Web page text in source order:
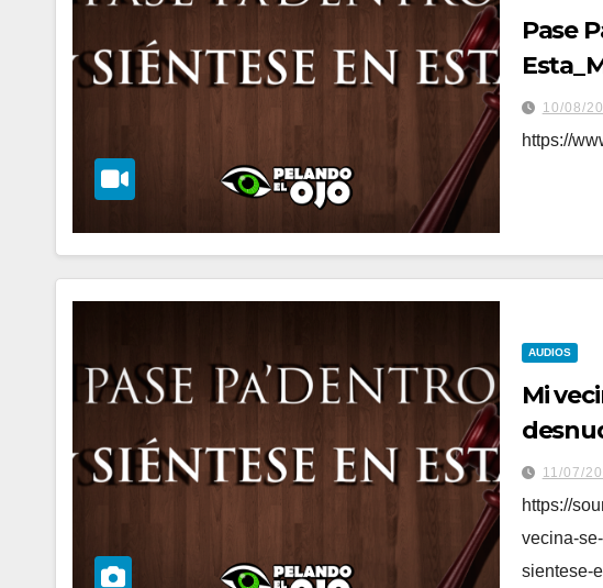
Pase
10/08/
https://
AUDIOS
Mi
11/07/
https://
vecina-
sientese-